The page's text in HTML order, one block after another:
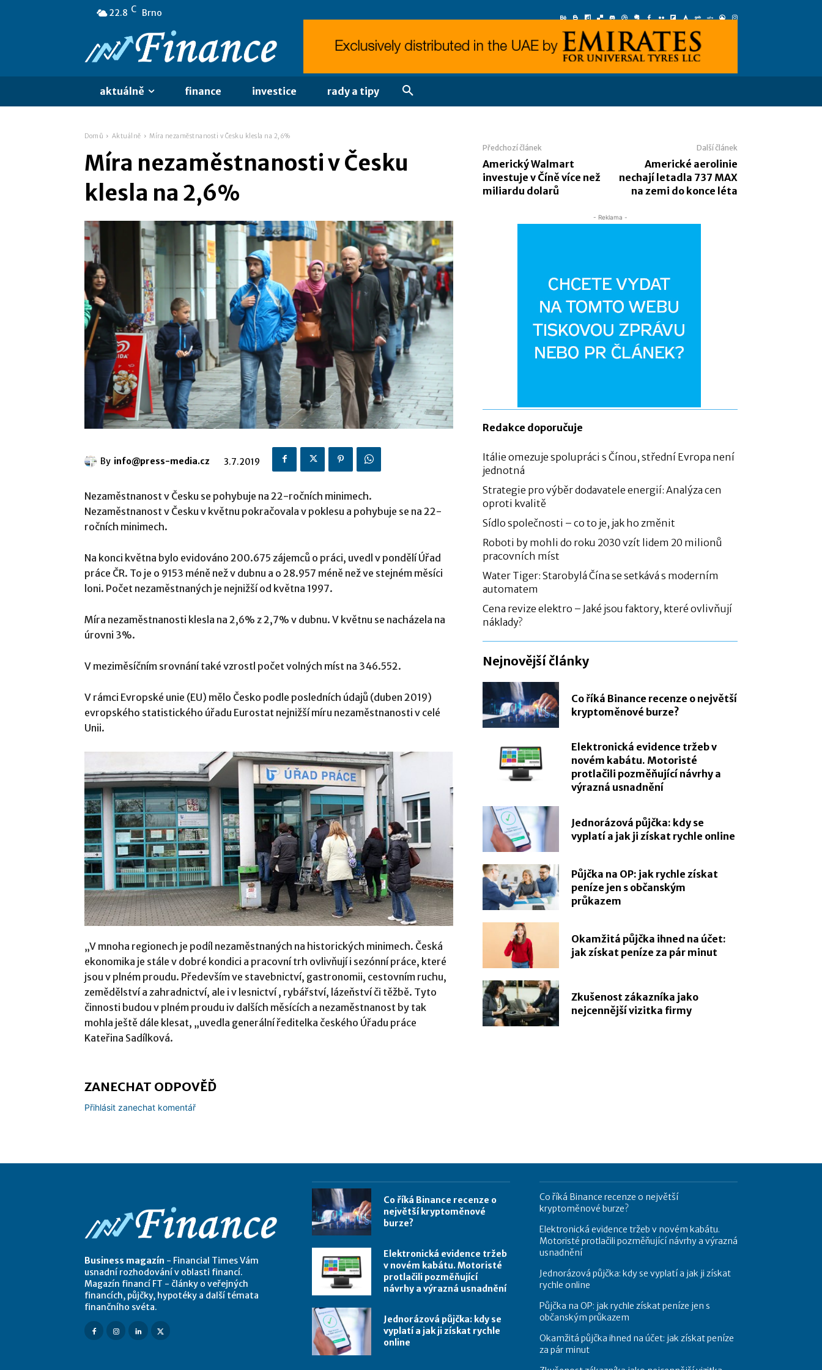
22.8 C Brno
aktuálně finance investice rady a tipy
Domů Aktuálně Míra nezaměstnanosti v Česku klesla na 2,6%
Míra nezaměstnanosti v Česku
klesla na 2,6%
By info@press-media.cz 3.7.2019
Nezaměstnanost v Česku se pohybuje na 22-ročních minimech.
Nezaměstnanost v Česku v květnu pokračovala v poklesu a pohybuje se na 22-
ročních minimech.
Na konci května bylo evidováno 200.675 zájemců o práci, uvedl v pondělí Úřad
práce ČR. To je o 9153 méně než v dubnu a o 28.957 méně než ve stejném měsíci
loni. Počet nezaměstnaných je nejnižší od května 1997.
Míra nezaměstnanosti klesla na 2,6% z 2,7% v dubnu. V květnu se nacházela na
úrovni 3%.
V meziměsíčním srovnání také vzrostl počet volných míst na 346.552.
V rámci Evropské unie (EU) mělo Česko podle posledních údajů (duben 2019)
evropského statistického úřadu Eurostat nejnižší míru nezaměstnanosti v celé
Unii.
„V mnoha regionech je podíl nezaměstnaných na historických minimech. Česká
ekonomika je stále v dobré kondici a pracovní trh ovlivňují i ​​sezónní práce, které
jsou v plném proudu. Především ve stavebnictví, gastronomii, cestovním ruchu,
zemědělství a zahradnictví, ale i v lesnictví , rybářství, lázeňství či těžbě. Tyto
činnosti budou v plném proudu iv dalších měsících a nezaměstnanost by tak
mohla ještě dále klesat, „uvedla generální ředitelka českého Úřadu práce
Kateřina Sadílková.
Předchozí článek
Americký Walmart
investuje v Číně více než
miliardu dolarů
Další článek
Americké aerolinie
nechají letadla 737 MAX
na zemi do konce léta
- Reklama -
Redakce doporučuje
Itálie omezuje spolupráci s Čínou, střední Evropa není
jednotná
Strategie pro výběr dodavatele energií: Analýza cen
oproti kvalitě
Sídlo společnosti – co to je, jak ho změnit
Roboti by mohli do roku 2030 vzít lidem 20 milionů
pracovních míst
Water Tiger: Starobylá Čína se setkává s moderním
automatem
Cena revize elektro – Jaké jsou faktory, které ovlivňují
náklady?
Nejnovější články
Co říká Binance recenze o největší
kryptoměnové burze?
Elektronická evidence tržeb v
novém kabátu. Motoristé
protlačili pozměňující návrhy a
výrazná usnadnění
Jednorázová půjčka: kdy se
vyplatí a jak ji získat rychle online
Půjčka na OP: jak rychle získat
peníze jen s občanským
průkazem
Okamžitá půjčka ihned na účet:
jak získat peníze za pár minut
Zkušenost zákazníka jako
nejcennější vizitka firmy
ZANECHAT ODPOVĚĎ
Přihlásit zanechat komentář
Business magazín - Financial Times Vám
usnadní rozhodování v oblasti financí.
Magazín financí FT - články o veřejných
financích, půjčky, hypotéky a další témata
finančního svéta.
Co říká Binance recenze o
největší kryptoměnové
burze?
Elektronická evidence tržeb
v novém kabátu. Motoristé
protlačili pozměňující
návrhy a výrazná usnadnění
Jednorázová půjčka: kdy se
vyplatí a jak ji získat rychle
online
Co říká Binance recenze o největší
kryptoměnové burze?
Elektronická evidence tržeb v novém kabátu.
Motoristé protlačili pozměňující návrhy a výrazná
usnadnění
Jednorázová půjčka: kdy se vyplatí a jak ji získat
rychle online
Půjčka na OP: jak rychle získat peníze jen s
občanským průkazem
Okamžitá půjčka ihned na účet: jak získat peníze
za pár minut